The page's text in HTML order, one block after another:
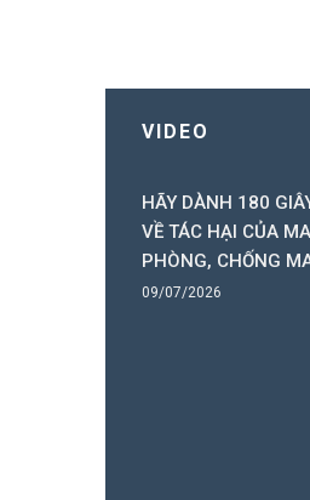
VIDEO
HÃY DÀNH 180
VỀ TÁC HẠI CỦA
PHÒNG, CHỐNG
09/07/2026